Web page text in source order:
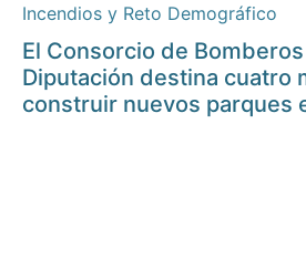
Incendios y Reto Demográfico
El Consorcio de
Diputación destina cuatro
construir nuevos parques